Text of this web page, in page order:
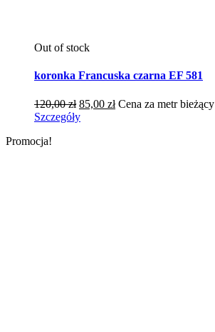
Out of stock
koronka Francuska czarna EF 581
120,00zł Pierwotna
cena
85,00 złAktualna
Cena za metr bieżący
Szczegóły
Promocja!